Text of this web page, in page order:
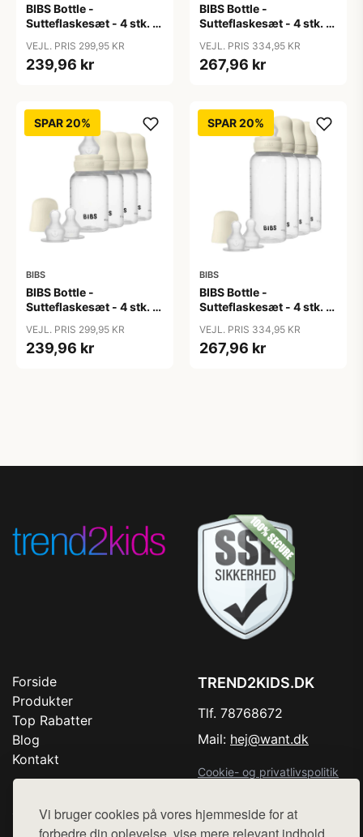
Vi bruger cookies på vores hjemmeside for at
BIBS Bottle -
Sutteflaskesæt - 4 stk. -
150ml - Ivory
VEJL. PRIS 299,95 KR
239,96 kr
BIBS Bottle -
Sutteflaskesæt - 4 stk. -
270ml - Ivory
VEJL. PRIS 334,95 KR
267,96 kr
SPAR 20%
BIBS
BIBS Bottle -
Sutteflaskesæt - 4 stk. -
- Ivory
VEJL. PRIS 299,95 KR
239,96 kr
SPAR 20%
BIBS
BIBS Bottle -
Sutteflaskesæt - 4 stk. -
270ml - Ivory
VEJL. PRIS 334,95 KR
267,96 kr
Forside
Produkter
Top Rabatter
Blog
Kontakt
TREND2KIDS.DK
Tlf. 78768672
Mail: hej@want.dk
Cookie- og privatlivspolitik